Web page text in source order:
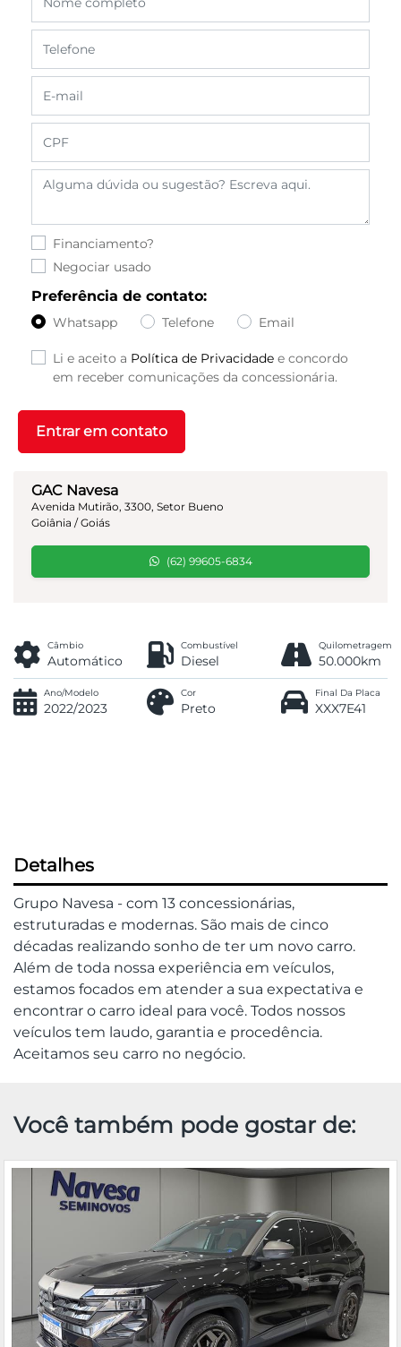
GAC Navesa
Avenida Mutirão, 3300, Setor Bueno
Goiânia / Goiás
(62) 99605-6834
Financiamento?
Negociar usado
Preferência de contato:
Whatsapp Telefone Email
Li e aceito a Política de Privacidade e concordo
em receber comunicações da concessionária.
Entrar em contato
Câmbio
Automático
Combustível
Diesel
Quilometragem
50.000km
Ano/Modelo
2022/2023
Cor
Preto
Final Da Placa
XXX7E41
Detalhes
Grupo Navesa - com 13 concessionárias,
estruturadas e modernas. São mais de cinco
décadas realizando sonho de ter um novo carro.
Além de toda nossa experiência em veículos,
estamos focados em atender a sua expectativa e
encontrar o carro ideal para você. Todos nossos
veículos tem laudo, garantia e procedência.
Aceitamos seu carro no negócio.
Você também pode gostar de: